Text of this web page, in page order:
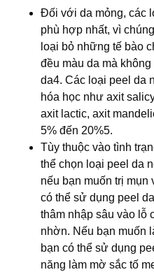
Đối với da mỏng, các
phù hợp nhất, vì
loại bỏ những tế bào
đều màu da mà
da4. Các loại peel da
hóa học như axit
axit lactic, axit
5% đến 20%5.
Tùy thuộc vào tình
thể chọn loại peel da
nếu bạn muốn trị mụn
có thể sử dụng peel
thâm nhập sâu vào lỗ
nhờn. Nếu bạn muốn
bạn có thể sử dụng
năng làm mờ sắc tố